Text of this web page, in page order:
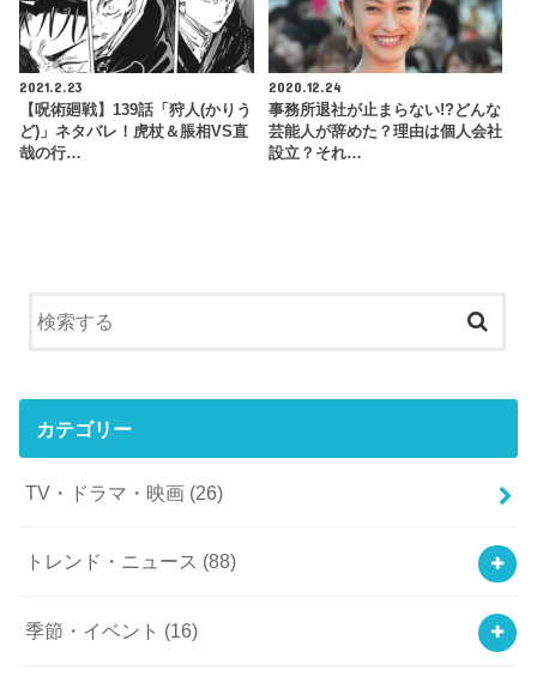
2021.2.23
【呪術廻戦】139話「狩人(かりう
ど)」ネタバレ！虎杖＆脹相VS直
哉の行…
2020.12.24
事務所退社が止まらない!?どんな
芸能人が辞めた？理由は個人会社
設立？それ…
カテゴリー
TV・ドラマ・映画 (26)
トレンド・ニュース (88)
季節・イベント (16)